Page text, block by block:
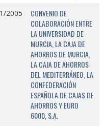
2005
CONVENIO DE
COLABORACIÓN ENTRE
LA UNIVERSIDAD DE
MURCIA, LA CAJA DE
AHORROS DE MURCIA,
LA CAJA DE AHORROS
DEL MEDITERRÁNEO, LA
CONFEDERACIÓN
ESPAÑOLA DE CAJAS DE
AHORROS Y EURO
6000, S.A.